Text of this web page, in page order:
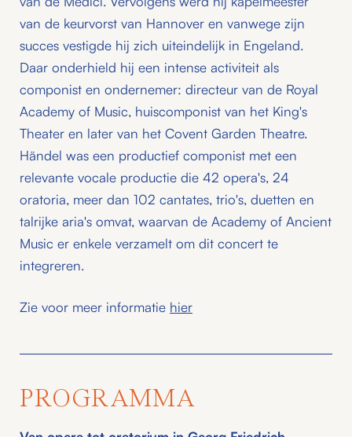
van de keurvorst van Hannover en vanwege zijn
succes vestigde hij zich uiteindelijk in Engeland.
Daar onderhield hij een intense activiteit als
componist en ondernemer: directeur van de Royal
Academy of Music, huiscomponist van het King's
Theater en later van het Covent Garden Theatre.
Händel was een productief componist met een
relevante vocale productie die 42 opera's, 24
oratoria, meer dan 102 cantates, trio's, duetten en
talrijke aria's omvat, waarvan de Academy of Ancient
Music er enkele verzamelt om dit concert te
integreren.
Zie voor meer informatie hier
PROGRAMMA